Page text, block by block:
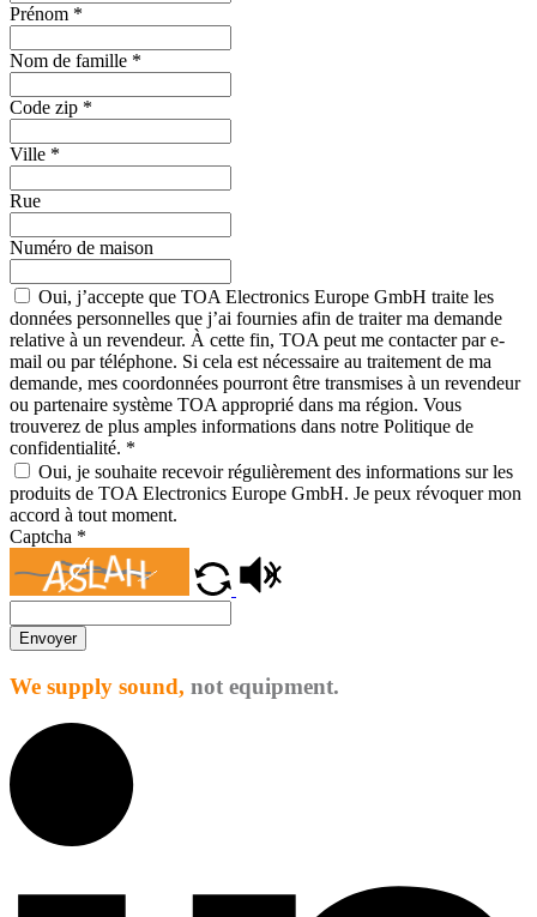
Prénom *
Nom de famille *
Code zip *
Ville *
Rue
Numéro de maison
Oui, j’accepte que TOA Electronics Europe GmbH traite les
données personnelles que j’ai fournies afin de traiter ma demande
relative à un revendeur. À cette fin, TOA peut me contacter par e-
mail ou par téléphone. Si cela est nécessaire au traitement de ma
demande, mes coordonnées pourront être transmises à un revendeur
ou partenaire système TOA approprié dans ma région. Vous
trouverez de plus amples informations dans notre Politique de
confidentialité. *
Oui, je souhaite recevoir régulièrement des informations sur les
produits de TOA Electronics Europe GmbH. Je peux révoquer mon
accord à tout moment.
Captcha *
Envoyer
We supply sound, not equipment.